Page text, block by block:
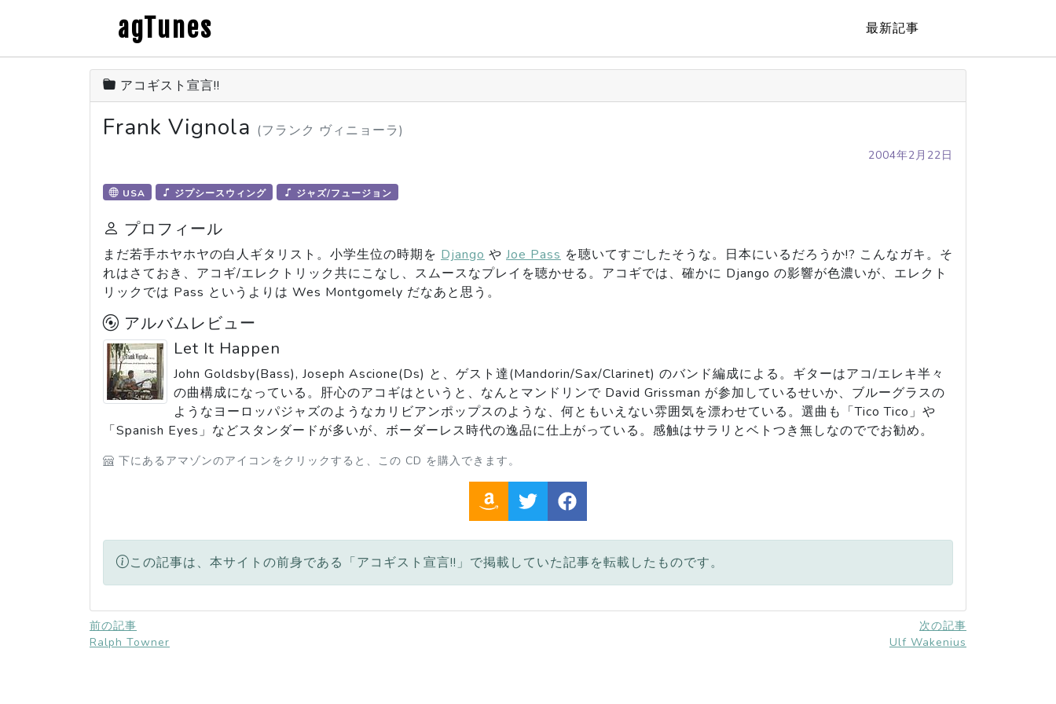
agTunes 最新記事
アコギスト宣言!!
Frank Vignola (フランク ヴィニョーラ)
2004年2月22日
USA ジプシースウィング ジャズ/フュージョン
プロフィール
まだ若手ホヤホヤの白人ギタリスト。小学生位の時期を Django や Joe Pass を聴いてすごしたそうな。日本にいるだろうか!? こんなガキ。そ
れはさておき、アコギ/エレクトリック共にこなし、スムースなプレイを聴かせる。アコギでは、確かに Django の影響が色濃いが、エレクト
リックでは Pass というよりは Wes Montgomely だなあと思う。
アルバムレビュー
Let It Happen
John Goldsby(Bass), Joseph Ascione(Ds) と、ゲスト達(Mandorin/Sax/Clarinet) のバンド編成による。ギターはアコ/エレキ半々
の曲構成になっている。肝心のアコギはというと、なんとマンドリンで David Grissman が参加しているせいか、ブルーグラスの
ようなヨーロッパジャズのようなカリビアンポップスのような、何ともいえない雰囲気を漂わせている。選曲も「Tico Tico」や
「Spanish Eyes」などスタンダードが多いが、ボーダーレス時代の逸品に仕上がっている。感触はサラリとベトつき無しなのででお勧め。
下にあるアマゾンのアイコンをクリックすると、この CD を購入できます。
この記事は、本サイトの前身である「アコギスト宣言!!」で掲載していた記事を転載したものです。
前の記事
Ralph Towner
次の記事
Ulf Wakenius